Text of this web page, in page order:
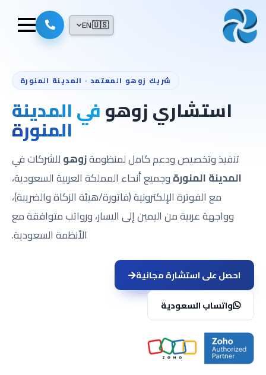
🇺🇸
EN
شريك زوهو المعتمد · المدينة المنورة
استشاري زوهوفي المدينة
المنورة
تنفيذ وتخصيص ودعم كامل لمنظومةزوهوللشركات في
المدينة المنورةوجميع أنحاء المملكة العربية السعودية،
مع الفوترة الإلكترونية (فاتورة/هيئة الزكاة والضريبة)،
وواجهة عربية من اليمين إلى اليسار، ورواتب متوافقة مع
الأنظمة السعودية.
احصل على استشارة مجانية
واتساب السعودية